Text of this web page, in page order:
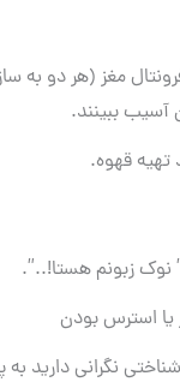
مغز (هر دو به
ببینند.
تهیه قهوه.
نوک زبونم هستا!..”.
استرس بودن
نگرانی